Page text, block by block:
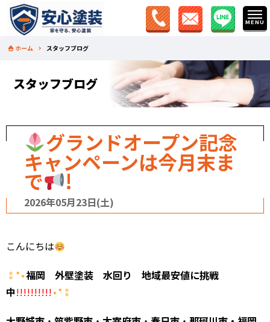
ホーム スタッフブログ
スタッフブログ
グランドオープン記念
キャンペーンは今月末ま
で !
2026年05月23日(土)
こんにちは
⁑*⋆福岡 外壁塗装 水回り 地域最安値に挑戦
中!!!!!!!!!!⋆*⁑